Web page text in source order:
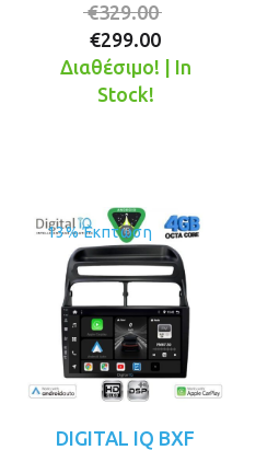
€329.00
was:
€299.00
τρέχουσα
Διαθέσιμο! | In
Stock!
13% Έκπτωση
DIGITAL IQ BXF